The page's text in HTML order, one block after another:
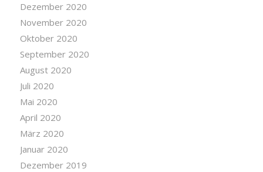
Dezember 2020
November 2020
Oktober 2020
September 2020
August 2020
Juli 2020
Mai 2020
April 2020
März 2020
Januar 2020
Dezember 2019